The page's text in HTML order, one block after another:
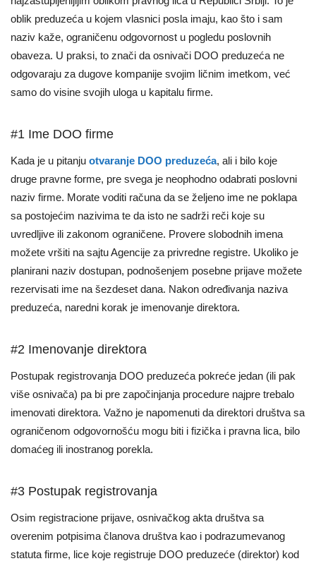
oblik preduzeća u kojem vlasnici posla imaju, kao što i sam
naziv kaže, ograničenu odgovornost u pogledu poslovnih
obaveza. U praksi, to znači da osnivači DOO preduzeća ne
odgovaraju za dugove kompanije svojim ličnim imetkom, već
samo do visine svojih uloga u kapitalu firme.
#1 Ime DOO firme
Kada je u pitanju otvaranje DOO preduzeća, ali i bilo koje
druge pravne forme, pre svega je neophodno odabrati poslovni
naziv firme. Morate voditi računa da se željeno ime ne poklapa
sa postojećim nazivima te da isto ne sadrži reči koje su
uvredljive ili zakonom ograničene. Provere slobodnih imena
možete vršiti na sajtu Agencije za privredne registre. Ukoliko je
planirani naziv dostupan, podnošenjem posebne prijave možete
rezervisati ime na šezdeset dana. Nakon određivanja naziva
preduzeća, naredni korak je imenovanje direktora.
#2 Imenovanje direktora
Postupak registrovanja DOO preduzeća pokreće jedan (ili pak
više osnivača) pa bi pre započinjanja procedure najpre trebalo
imenovati direktora. Važno je napomenuti da direktori društva sa
ograničenom odgovornošću mogu biti i fizička i pravna lica, bilo
domaćeg ili inostranog porekla.
#3 Postupak registrovanja
Osim registracione prijave, osnivačkog akta društva sa
overenim potpisima članova društva kao i podrazumevanog
statuta firme, lice koje registruje DOO preduzeće (direktor) kod